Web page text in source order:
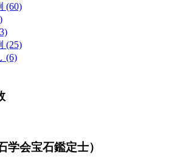
(60)
(25)
(6)
学会宝石鑑定士）